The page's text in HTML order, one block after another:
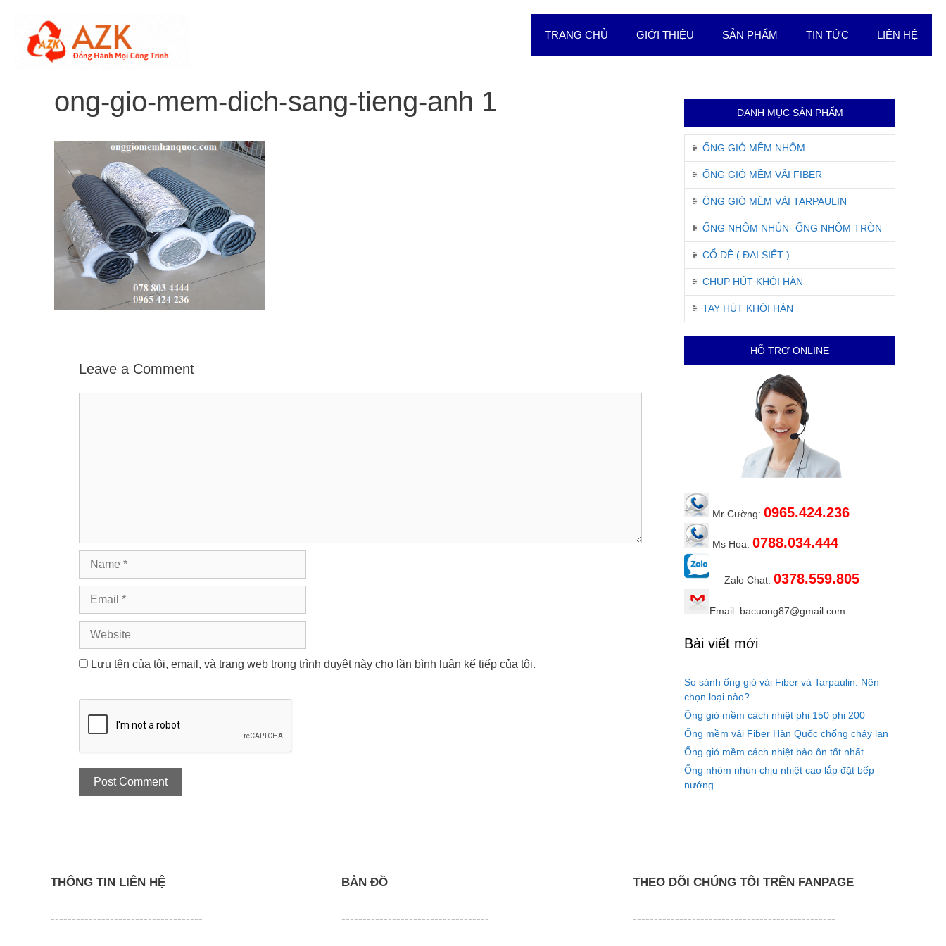
content
TRANG CHỦ GIỚI THIỆU SẢN PHẨM TIN TỨC LIÊN HỆ
ong-gio-mem-dich-sang-tieng-anh 1
Leave a Comment
Name
Email
Website
Lưu tên của tôi, email, và trang web trong trình duyệt này cho lần bình luận kế tiếp của tôi.
DANH MỤC SẢN PHẨM
ỐNG GIÓ MỀM NHÔM
ỐNG GIÓ MỀM VẢI FIBER
ỐNG GIÓ MỀM VẢI TARPAULIN
ỐNG NHÔM NHÚN- ỐNG NHÔM TRÒN
CỔ DÊ ( ĐAI SIẾT )
CHỤP HÚT KHÓI HÀN
TAY HÚT KHÓI HÀN
HỖ TRỢ ONLINE
Mr Cường: 0965.424.236
Ms Hoa: 0788.034.444
Zalo Chat: 0378.559.805
Email: bacuong87@gmail.com
Bài viết mới
So sánh ống gió vải Fiber và Tarpaulin: Nên
chọn loại nào?
Ống gió mềm cách nhiệt phi 150 phi 200
Ống mềm vải Fiber Hàn Quốc chống cháy lan
Ống gió mềm cách nhiệt bảo ôn tốt nhất
Ống nhôm nhún chịu nhiệt cao lắp đặt bếp
nướng
THÔNG TIN LIÊN HỆ
------------------------------------
BẢN ĐỒ
-----------------------------------
THEO DÕI CHÚNG TÔI TRÊN FANPAGE
------------------------------------------------